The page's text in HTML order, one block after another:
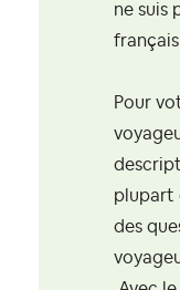
ne suis
Pour
plupart
des